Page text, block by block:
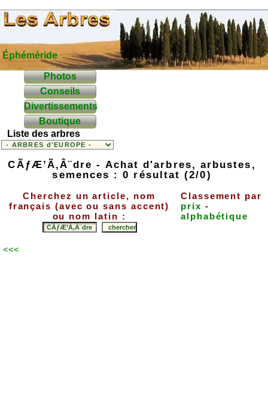
Éphéméride
Photos
Conseils
Divertissements
Boutique
Liste des arbres
CÃƒÆ’Ã‚Â¨dre - Achat d'arbres, arbustes,
semences : 0 résultat (2/0)
Cherchez un article, nom
français (avec ou sans accent)
ou nom latin :
Classement par
prix -
alphabétique
<<<